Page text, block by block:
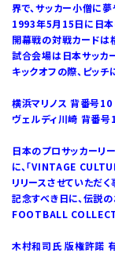
界で、サッカー小僧に
1993年5月15日に日本
開幕戦の対戦カードは
試合会場は日本サッカ
キックオフの際、ピッチ
横浜マリノス 背番号
ヴェルディ川崎 背番
日本のプロサッカーリ
に、「VINTAGE
リリースさせていただく
記念すべき日に、伝説
FOOTBALL
木村和司氏 版権許諾